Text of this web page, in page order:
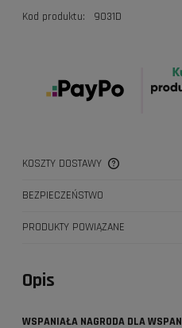
Kod produktu: 9031D
KOSZTY DOSTAWY
BEZPIECZEŃSTWO
PRODUKTY POWIĄZANE
Opis
WSPANIAŁA NAGRODA DLA